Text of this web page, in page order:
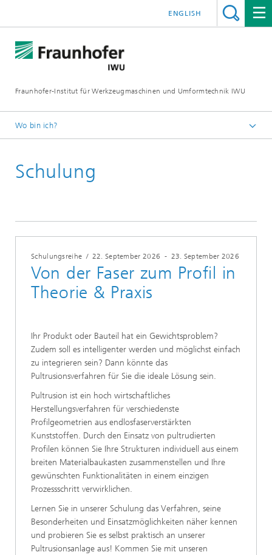
Fraunhofer-Institut für Werkzeugmaschinen und Umformtechnik IWU
ENGLISH
Wo bin ich?
Termine
Schulung
Schulungsreihe / 22. September 2026 - 23. September 2026
Von der Faser zum Profil in
Theorie & Praxis
Ihr Produkt oder Bauteil hat ein Gewichtsproblem?
Zudem soll es intelligenter werden und möglichst einfach
zu integrieren sein? Dann könnte das
Pultrusionsverfahren für Sie die ideale Lösung sein.
Pultrusion ist ein hoch wirtschaftliches
Herstellungsverfahren für verschiedenste
Profilgeometrien aus endlosfaserverstärkten
Kunststoffen. Durch den Einsatz von pultrudierten
Profilen können Sie Ihre Strukturen individuell aus einem
breiten Materialbaukasten zusammenstellen und Ihre
gewünschten Funktionalitäten in einem einzigen
Prozessschritt verwirklichen.
Lernen Sie in unserer Schulung das Verfahren, seine
Besonderheiten und Einsatzmöglichkeiten näher kennen
und probieren Sie es selbst praktisch an unserer
Pultrusionsanlage aus! Kommen Sie mit unseren